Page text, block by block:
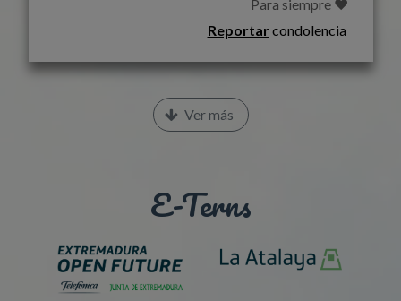
Reportar condolencia
Ver más
E-Terns